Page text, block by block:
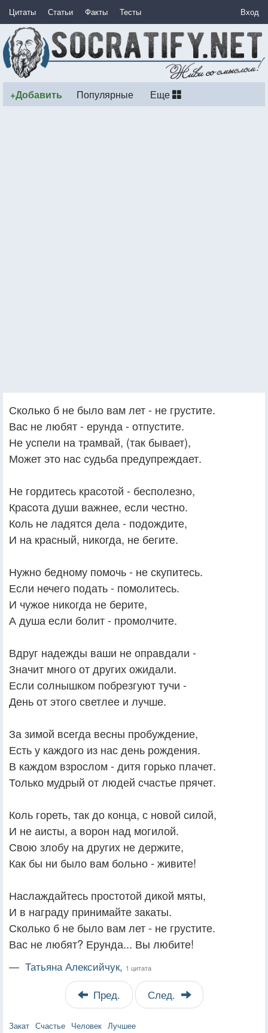
Цитаты Статьи Факты Тесты Вход
+Добавить Популярные Еще
Сколько б не было вам лет - не грустите.
Вас не любят - ерунда - отпустите.
Не успели на трамвай, (так бывает),
Может это нас судьба предупреждает.
Не гордитесь красотой - бесполезно,
Красота души важнее, если честно.
Коль не ладятся дела - подождите,
И на красный, никогда, не бегите.
Нужно бедному помочь - не скупитесь.
Если нечего подать - помолитесь.
И чужое никогда не берите,
А душа если болит - промолчите.
Вдруг надежды ваши не оправдали -
Значит много от других ожидали.
Если солнышком побрезгуют тучи -
День от этого светлее и лучше.
За зимой всегда весны пробуждение,
Есть у каждого из нас день рождения.
В каждом взрослом - дитя горько плачет.
Только мудрый от людей счастье прячет.
Коль гореть, так до конца, с новой силой,
И не аисты, а ворон над могилой.
Свою злобу на других не держите,
Как бы ни было вам больно - живите!
Наслаждайтесь простотой дикой мяты,
И в награду принимайте закаты.
Сколько б не было вам лет - не грустите.
Вас не любят? Ерунда... Вы любите!
— Татьяна Алексийчук, 1 цитата
Пред. След.
Закат Счастье Человек Лучшее